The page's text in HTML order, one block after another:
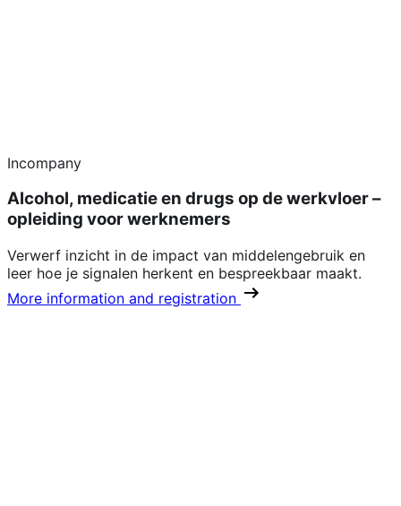
Incompany
Alcohol, medicatie en drugs op de werkvloer –
opleiding voor werknemers
Verwerf inzicht in de impact van middelengebruik en
leer hoe je signalen herkent en bespreekbaar maakt.
More information and registration